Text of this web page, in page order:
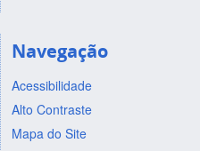
Navegação
Acessibilidade
Alto Contraste
Mapa do Site